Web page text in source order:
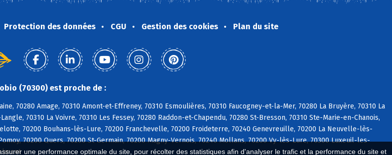
une performance optimale du site, pour récolter des statistiques afin d'analyser le trafic et la performance du site et
Protection des données CGU Gestion des cookies Plan du site
(70300) est proche de :
70280 Amage, 70310 Amont-et-Effreney, 70310 Esmoulières, 70310 Faucogney-et-la-Mer, 70280 La Bruyère, 70310 La
70310 La Voivre, 70310 Les Fessey, 70280 Raddon-et-Chapendu, 70280 St-Bresson, 70310 Ste-Marie-en-Chanois,
70200 Bouhans-lès-Lure, 70200 Franchevelle, 70200 Froideterre, 70240 Genevreuille, 70200 La Neuvelle-lès-
70200 Quers, 70200 St-Germain, 70200 Magny-Vernois, 70240 Mollans, 70200 Vy-lès-Lure, 70300 Luxeuil-les-